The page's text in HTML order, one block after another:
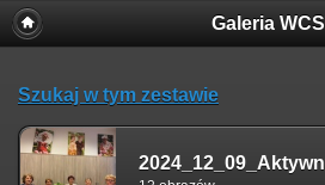
Galeria WCS
Szukaj w tym zestawie